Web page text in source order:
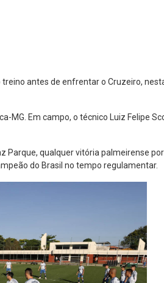
antes de enfrentar o Cruzeiro,
MG. Em campo, o técnico Luiz Felipe
Parque, qualquer vitória palmeirense
do Brasil no tempo regulamentar.